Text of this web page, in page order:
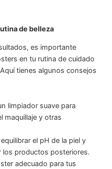
de belleza
es importante
en tu rutina de cuidado
tienes algunos consejos
limpiador suave para
maquillaje y otras
el pH de la piel y
los productos posteriores.
adecuado para tus